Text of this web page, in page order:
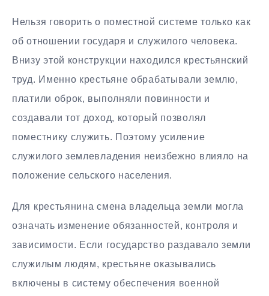
Нельзя говорить о поместной системе только как
об отношении государя и служилого человека.
Внизу этой конструкции находился крестьянский
труд. Именно крестьяне обрабатывали землю,
платили оброк, выполняли повинности и
создавали тот доход, который позволял
поместнику служить. Поэтому усиление
служилого землевладения неизбежно влияло на
положение сельского населения.
Для крестьянина смена владельца земли могла
означать изменение обязанностей, контроля и
зависимости. Если государство раздавало земли
служилым людям, крестьяне оказывались
включены в систему обеспечения военной